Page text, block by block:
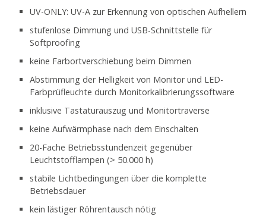
UV-ONLY: UV-A zur Erkennung von optischen Aufhellern
stufenlose Dimmung und USB-Schnittstelle für
Softproofing
keine Farbortverschiebung beim Dimmen
Abstimmung der Helligkeit von Monitor und LED-
Farbprüfleuchte durch Monitorkalibrierungssoftware
inklusive Tastaturauszug und Monitortraverse
keine Aufwärmphase nach dem Einschalten
20-Fache Betriebsstundenzeit gegenüber
Leuchtstofflampen (> 50.000 h)
stabile Lichtbedingungen über die komplette
Betriebsdauer
kein lästiger Röhrentausch nötig